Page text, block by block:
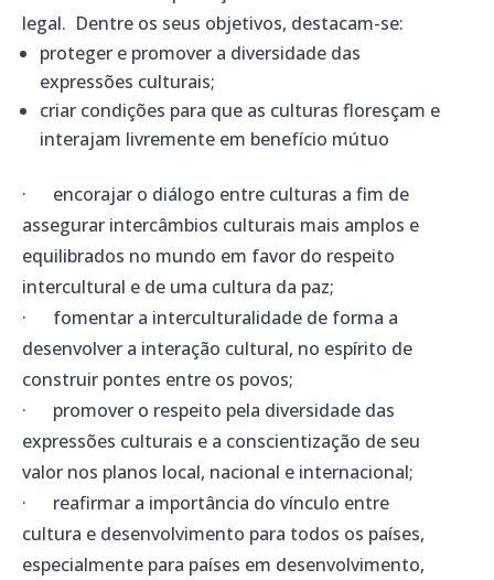
legal. Dentre os seus objetivos, destacam-se:
proteger e promover a diversidade das
expressões culturais;
criar condições para que as culturas floresçam e
interajam livremente em benefício mútuo
· encorajar o diálogo entre culturas a fim de
assegurar intercâmbios culturais mais amplos e
equilibrados no mundo em favor do respeito
intercultural e de uma cultura da paz;
· fomentar a interculturalidade de forma a
desenvolver a interação cultural, no espírito de
construir pontes entre os povos;
· promover o respeito pela diversidade das
expressões culturais e a conscientização de seu
valor nos planos local, nacional e internacional;
· reafirmar a importância do vínculo entre
cultura e desenvolvimento para todos os países,
especialmente para países em desenvolvimento,